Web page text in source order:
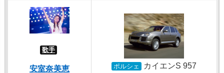
歌手
安室奈美恵 ポルシェ カイエンS 957